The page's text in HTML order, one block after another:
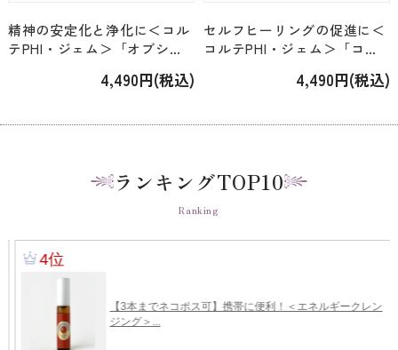
精神の安定化と浄化に＜コル
テPHI・ジェム＞「オブシデ
4,490円(税込)
セルフヒーリングの促進に＜
コルテPHI・ジェム＞「コー
4,490円(税込)
ランキングTOP10
Ranking